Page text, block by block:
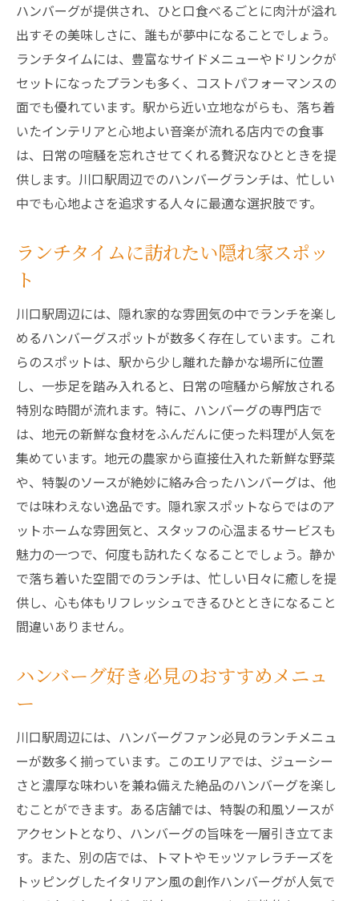
新たなグルメ発見の旅へ
川口駅で過ごす心地よいランチタイムの魅力と
は
心落ち着くランチタイムの過ごし方
駅周辺でのリラックスできるひととき
ランチタイムを充実させるためのポイント
川口駅ランチで気分転換を
駅近で見つける心地よい空間
地元の味わいを楽しむ川口駅周辺のハンバーグ
川口駅ランチで味わう地元の魅力
地域の味を堪能できるハンバーグ店
地元の食材を使ったランチメニュー
駅周辺の隠れた名店を探す
地元愛あふれるおすすめスポット
川口駅で出会う新しい味の発見
ハンバーグが提供され、ひと口食べるごとに肉汁が溢れ
出すその美味しさに、誰もが夢中になることでしょう。
ランチタイムには、豊富なサイドメニューやドリンクが
セットになったプランも多く、コストパフォーマンスの
面でも優れています。駅から近い立地ながらも、落ち着
いたインテリアと心地よい音楽が流れる店内での食事
は、日常の喧騒を忘れさせてくれる贅沢なひとときを提
供します。川口駅周辺でのハンバーグランチは、忙しい
中でも心地よさを追求する人々に最適な選択肢です。
ランチタイムに訪れたい隠れ家スポッ
ト
川口駅周辺には、隠れ家的な雰囲気の中でランチを楽し
めるハンバーグスポットが数多く存在しています。これ
らのスポットは、駅から少し離れた静かな場所に位置
し、一歩足を踏み入れると、日常の喧騒から解放される
特別な時間が流れます。特に、ハンバーグの専門店で
は、地元の新鮮な食材をふんだんに使った料理が人気を
集めています。地元の農家から直接仕入れた新鮮な野菜
や、特製のソースが絶妙に絡み合ったハンバーグは、他
では味わえない逸品です。隠れ家スポットならではのア
ットホームな雰囲気と、スタッフの心温まるサービスも
魅力の一つで、何度も訪れたくなることでしょう。静か
で落ち着いた空間でのランチは、忙しい日々に癒しを提
供し、心も体もリフレッシュできるひとときになること
間違いありません。
ハンバーグ好き必見のおすすめメニュ
ー
川口駅周辺には、ハンバーグファン必見のランチメニュ
ーが数多く揃っています。このエリアでは、ジューシー
さと濃厚な味わいを兼ね備えた絶品のハンバーグを楽し
むことができます。ある店舗では、特製の和風ソースが
アクセントとなり、ハンバーグの旨味を一層引き立てま
す。また、別の店では、トマトやモッツァレラチーズを
トッピングしたイタリアン風の創作ハンバーグが人気で